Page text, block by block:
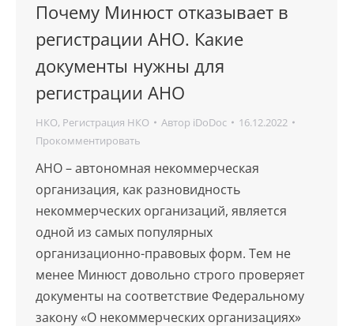
Почему Минюст отказывает в
регистрации АНО. Какие
документы нужны для
регистрации АНО
НКО, Регистрация НКО Автор iDoDoc
16.12.2022
Прокомментировать
АНО – автономная некоммерческая
организация, как разновидность
некоммерческих организаций, является
одной из самых популярных
организационно-правовых форм. Тем не
менее Минюст довольно строго проверяет
документы на соответствие Федеральному
закону «О некоммерческих организациях»